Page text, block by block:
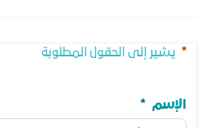
يشير إلى الحقول المطلوبة
الإسم